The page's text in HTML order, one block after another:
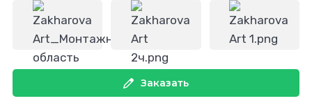
Заказать